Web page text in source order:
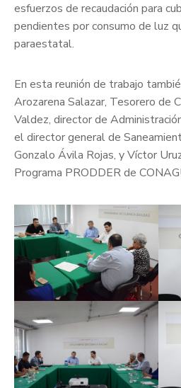
esfuerzos de recaudación para
pendientes por consumo de luz
paraestatal.
En esta reunión de trabajo
Arozarena Salazar, Tesorero de
Valdez, director de
el director general de
Gonzalo Ávila Rojas, y Víctor
Programa PRODDER de